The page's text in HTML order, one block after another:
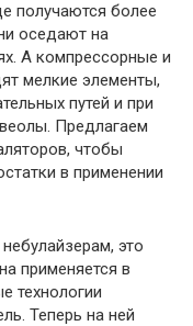
получаются более
оседают на
А компрессорные и
мелкие элементы,
путей и при
Предлагаем
чтобы
в применении
это
применяется в
технологии
Теперь на ней